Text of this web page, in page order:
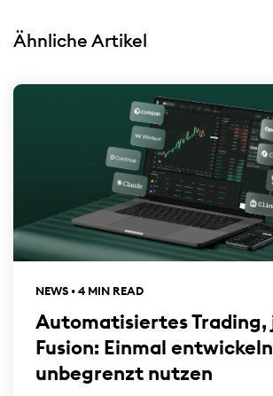
Ähnliche Artikel
NEWS • 4 MIN READ
Automatisiertes
Fusion: Einmal
unbegrenzt nutzen